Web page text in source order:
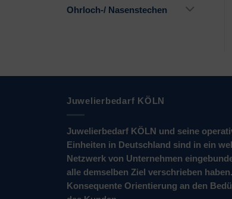
Ohrloch-/ Nasenstechen
Juwelierbedarf KÖLN
Juwelierbedarf KÖLN und seine
Einheiten in Deutschland sind in ein
Netzwerk von Unternehmen
alle demselben Ziel verschrieben haben.
Konsequente Orientierung an den